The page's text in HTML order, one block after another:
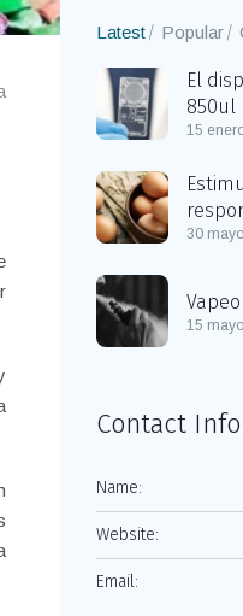
Latest Popular
El
850ul
15
30
Vapeo
15
Contact
Name:
Website:
Email: